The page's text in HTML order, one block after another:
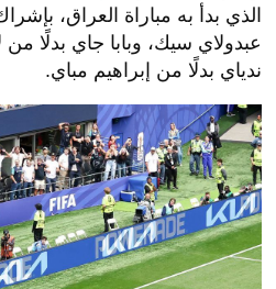
الذي بدأ به مباراة العراق،
عبدولاي سيك، وبابا جاي بدلًا من
ندياي بدلًا من إبراهيم مباي.